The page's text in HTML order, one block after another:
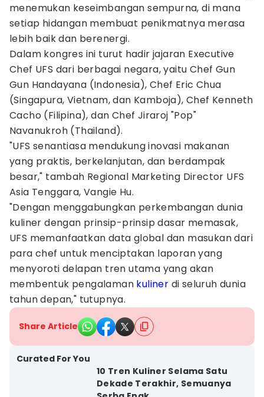
menemukan keseimbangan sempurna, di mana
setiap hidangan membuat penikmatnya merasa
lebih baik dan berenergi.
Dalam kongres ini turut hadir jajaran Executive
Chef UFS dari berbagai negara, yaitu Chef Gun
Gun Handayana (Indonesia), Chef Eric Chua
(Singapura, Vietnam, dan Kamboja), Chef Kenneth
Cacho (Filipina), dan Chef Jiraroj "Pop"
Navanukroh (Thailand).
"UFS senantiasa mendukung inovasi makanan
yang praktis, berkelanjutan, dan berdampak
besar," tambah Regional Marketing Director UFS
Asia Tenggara, Vangie Hu.
"Dengan menggabungkan perkembangan dunia
kuliner dengan prinsip-prinsip dasar memasak,
UFS memanfaatkan data global dan masukan dari
para chef untuk menciptakan laporan yang
menyoroti delapan tren utama yang akan
membentuk pengalaman kuliner di seluruh dunia
tahun depan," tutupnya.
Share Article
Curated For You
10 Tren Kuliner Selama Satu
Dekade Terakhir, Semuanya